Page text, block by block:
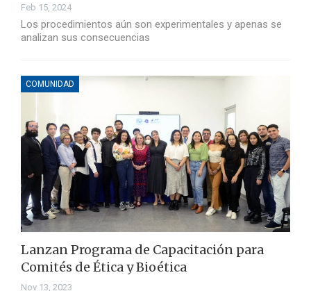
Feb 15, 2024
Los procedimientos aún son experimentales y apenas se
analizan sus consecuencias
COMUNIDAD
Lanzan Programa de Capacitación para
Comités de Ética y Bioética
Nov 13, 2023